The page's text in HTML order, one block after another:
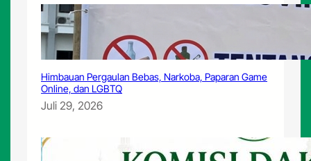
Himbauan Pergaulan Bebas, Narkoba, Paparan Game
Online, dan LGBTQ
Juli 29, 2026